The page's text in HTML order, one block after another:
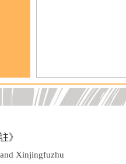
》
Xinjingfuzhu